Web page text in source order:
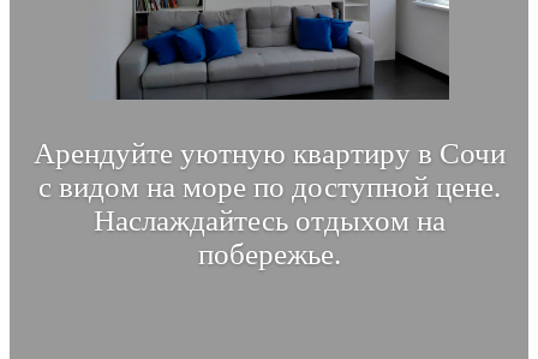
Арендуйте уютную квартиру в Сочи
с видом на море по доступной цене.
Наслаждайтесь отдыхом на
побережье.